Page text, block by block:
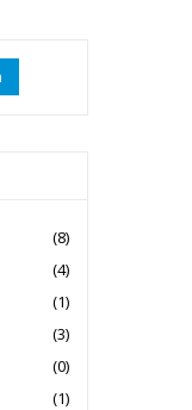
(8)
(4)
(1)
(3)
(0)
(1)